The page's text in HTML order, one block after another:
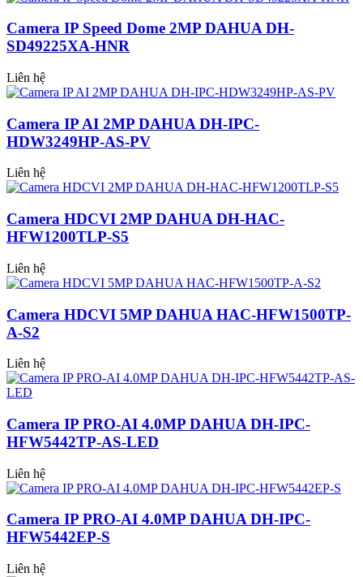
Camera IP Speed Dome 2MP DAHUA DH-
SD49225XA-HNR
Liên hệ
Camera IP AI 2MP DAHUA DH-IPC-
HDW3249HP-AS-PV
Liên hệ
Camera HDCVI 2MP DAHUA DH-HAC-
HFW1200TLP-S5
Liên hệ
Camera HDCVI 5MP DAHUA HAC-HFW1500TP-
A-S2
Liên hệ
Camera IP PRO-AI 4.0MP DAHUA DH-IPC-
HFW5442TP-AS-LED
Liên hệ
Camera IP PRO-AI 4.0MP DAHUA DH-IPC-
HFW5442EP-S
Liên hệ